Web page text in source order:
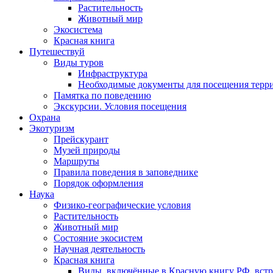
Растительность
Животный мир
Экосистема
Красная книга
Путешествуй
Виды туров
Инфраструктура
Необходимые документы для посещения
Памятка по поведению
Экскурсии. Условия посещения
Охрана
Экотуризм
Прейскурант
Музей природы
Маршруты
Правила поведения в заповеднике
Порядок оформления
Наука
Физико-географические условия
Растительность
Животный мир
Состояние экосистем
Научная деятельность
Красная книга
Виды, включённые в Красную книгу РФ,